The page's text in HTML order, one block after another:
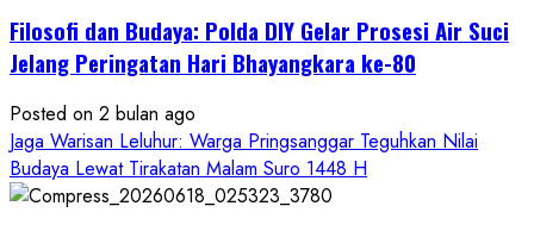
Filosofi dan Budaya: Polda DIY Gelar Prosesi Air Suci
Jelang Peringatan Hari Bhayangkara ke-80
Posted on 2 bulan ago
Jaga Warisan Leluhur: Warga Pringsanggar Teguhkan Nilai
Budaya Lewat Tirakatan Malam Suro 1448 H